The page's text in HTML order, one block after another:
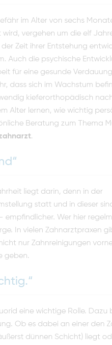
im Alter von sechs
vergehen um die elf
Zeit ihrer Entstehung
Auch die psychische
für eine gesunde
dass sich im Wachstum
kieferorthopädisch
Alter lernen, wie wichtig
Beratung zum Thema
.
liegt darin, denn in der
statt und in dieser
Wer hier
In vielen Zahnarztpraxen
nur Zahnreinigungen
geben.
eine wichtige Rolle. Dazu
Ob es dabei an einer den
dünnen Schicht) liegt